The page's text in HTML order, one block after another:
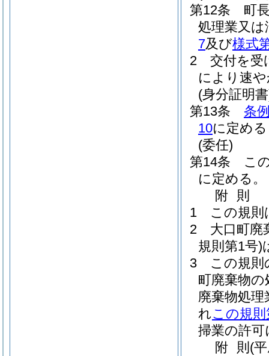
第12条
町
処理業又
7及び様式
2
交付を受
により速
(身分証明
第13条
条
10に定め
(委任)
第14条
こ
に定める。
附 則
1
この規則
2
大口町廃
規則第1号)
3
この規
町廃棄物
廃棄物処
れこの規
掃業の許
附 則 (